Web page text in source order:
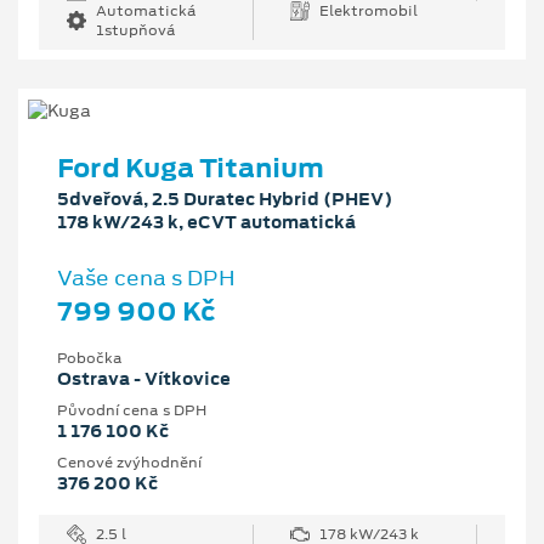
Automatická
1stupňová
Elektromobil
Ford Kuga Titanium
5dveřová, 2.5 Duratec Hybrid (PHEV)
178 kW/243 k, eCVT automatická
Vaše cena s DPH
799 900 Kč
Pobočka
Ostrava - Vítkovice
Původní cena s DPH
1 176 100 Kč
Cenové zvýhodnění
376 200 Kč
2.5 l
178 kW/243 k